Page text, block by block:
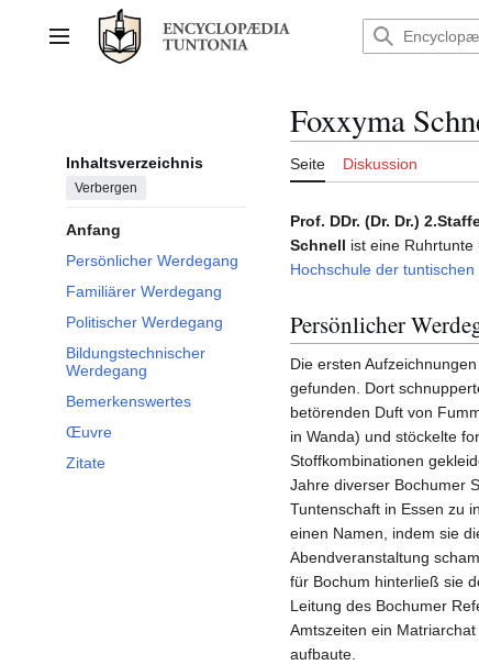
springenHauptmenü
Inhaltsverzeichnis
Verbergen
Anfang
Persönlicher Werdegang
Familiärer Werdegang
Politischer Werdegang
Bildungstechnischer
Werdegang
Bemerkenswertes
Œuvre
Zitate
Foxxyma
Seite Diskussion
Prof. DDr. (Dr. Dr.)
Schnell ist eine Ruhrtunte
Hochschule der
Persönlicher
Die ersten
gefunden. Dort
betörenden Duft von
in Wanda) und stöckelte
Stoffkombinationen
Jahre diverser Bochumer
Tuntenschaft in Essen zu
einen Namen, indem sie
Abendveranstaltung
für Bochum hinterließ sie
Leitung des Bochumer
Amtszeiten ein
aufbaute.